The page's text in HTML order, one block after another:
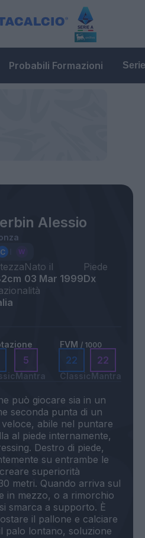
Probabili Formazioni
Alessio
Nato il
03 Mar 1999
Piede
Dx
5
Mantra
FVM / 1000
22
Classic
22
Mantra
può giocare sia in un
seconda punta di un
abile nel puntare
al piede internamente,
Destro di piede,
su entrambe le
superiorità
metri. Quando arriva sul
in mezzo, o a rimorchio
smarca a supporto. È
il pallone e calciare
palo lontano, soluzione